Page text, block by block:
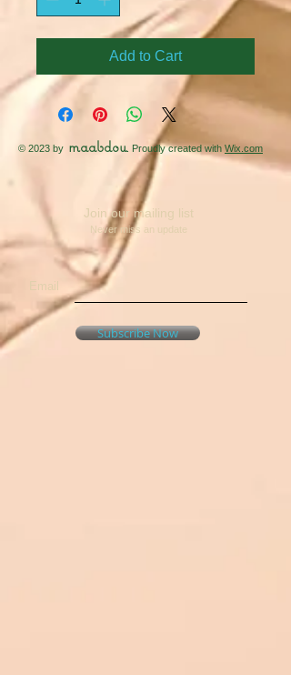
Add to Cart
© 2023 by maabdou. Proudly created with Wix.com
Join our mailing list
Never miss an update
Email
Subscribe Now